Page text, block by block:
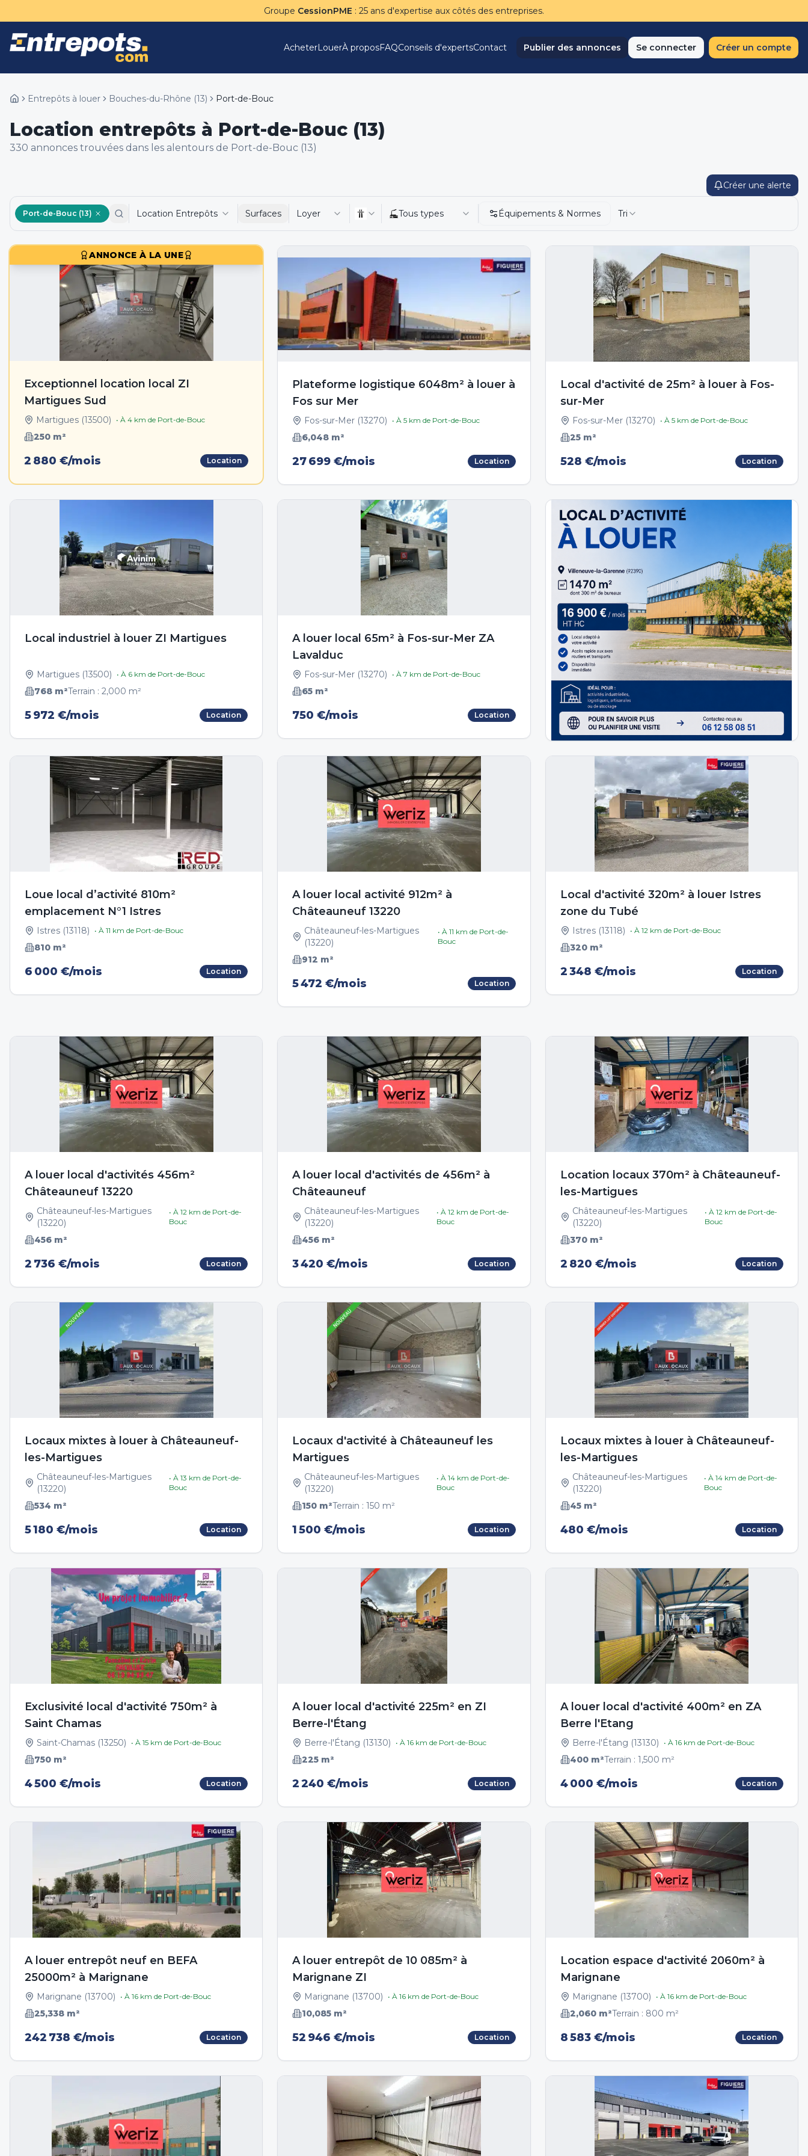
Groupe CessionPME : 25 ans d'expertise aux côtés des entreprises.
AcheterLouerÀ proposFAQConseils d'expertsContact Publier des annonces Se connecter Créer un compte
Entrepôts à louer Bouches-du-Rhône (13) Port-de-Bouc
Location entrepôts à Port-de-Bouc (13)
330 annonces trouvées dans les alentours de Port-de-Bouc (13)
Créer une alerte
Port-de-Bouc (13) Location Entrepôts Surfaces Loyer Tous types Équipements & Normes Tri
ANNONCE À LA UNE
Exceptionnel location local ZI
Martigues Sud
Martigues (13500) • À 4 km de Port-de-Bouc
250 m²
2 880 €/mois Location
Plateforme logistique 6048m² à louer à
Fos sur Mer
Fos-sur-Mer (13270) • À5 km de Port-de-Bouc
6,048 m²
27 699 €/mois Location
Local d'activité de 25m² à louer à Fos-
sur-Mer
Fos-sur-Mer(13270) • À 5km de Port-de-Bouc
25m²
528 €/mois Location
Local industriel à louer ZI Martigues
Martigues (13500) • À 6 km de Port-de-Bouc
768 m²Terrain : 2,000 m²
5 972 €/mois Location
A louer local 65m² à Fos-sur-Mer ZA
Lavalduc
Fos-sur-Mer (13270) • À7 km de Port-de-Bouc
65 m²
750 €/mois Location
Loue local d’activité 810m²
emplacement N°1 Istres
Istres (13118) • À 11 km de Port-de-Bouc
810 m²
6 000 €/mois Location
A louer local activité 912m² à
Châteauneuf 13220
Châteauneuf-les-Martigues
(13220)
• À11 km de Port-de-
Bouc
912 m²
5 472 €/mois Location
Local d'activité 320m² à louer Istres
zone du Tubé
Istres(13118) • À 12km de Port-de-Bouc
320m²
2 348 €/mois Location
A louer local d'activités 456m²
Châteauneuf 13220
Châteauneuf-les-Martigues
(13220)
• À12 km de Port-de-
Bouc
456 m²
2 736 €/mois Location
A louer local d'activités de 456m² à
Châteauneuf
Châteauneuf-les-Martigues
(13220)
• À12 km de Port-de-
Bouc
456 m²
3 420 €/mois Location
Location locaux 370m² à Châteauneuf-
les-Martigues
Châteauneuf-les-Martigues
(13220)
• À 12km de Port-de-
Bouc
370m²
2 820 €/mois Location
Locaux mixtes à louer à Châteauneuf-
les-Martigues
Châteauneuf-les-Martigues
(13220)
• À13 km de Port-de-
Bouc
534 m²
5 180 €/mois Location
Locaux d'activité à Châteauneuf les
Martigues
Châteauneuf-les-Martigues
(13220)
• À 14km de Port-de-
Bouc
150 m²Terrain :150 m²
1 500 €/mois Location
Locaux mixtes à louer à Châteauneuf-
les-Martigues
Châteauneuf-les-Martigues
(13220)
• À14 km de Port-de-
Bouc
45m²
480 €/mois Location
Exclusivité local d'activité 750m² à
Saint Chamas
Saint-Chamas (13250) • À 15 km de Port-de-Bouc
750 m²
4 500 €/mois Location
A louer local d'activité 225m² en ZI
Berre-l'Étang
Berre-l'Étang (13130) • À16 km de Port-de-Bouc
225 m²
2 240 €/mois Location
A louer local d'activité 400m² en ZA
Berre l'Etang
Berre-l'Étang (13130) • À 16km de Port-de-Bouc
400m²Terrain : 1,500 m²
4 000 €/mois Location
A louer entrepôt neuf en BEFA
25000m² à Marignane
Marignane (13700) • À 16 km de Port-de-Bouc
25,338 m²
242 738 €/mois Location
A louer entrepôt de 10 085m² à
Marignane ZI
Marignane (13700) • À16 km de Port-de-Bouc
10,085 m²
52 946 €/mois Location
Location espace d'activité 2060m² à
Marignane
Marignane (13700) • À 16km de Port-de-Bouc
2,060m²Terrain : 800 m²
8 583 €/mois Location